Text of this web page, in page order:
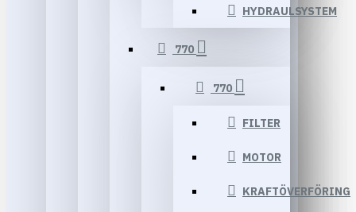
HYDRAULSYSTEM
770
770
FILTER
MOTOR
KRAFTÖVERFÖRING